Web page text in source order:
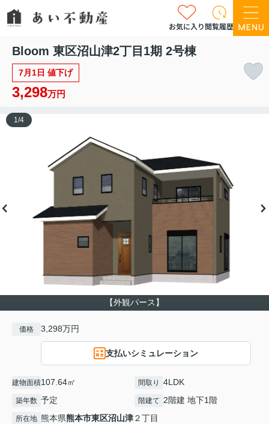
お気に入り閲覧履歴
Bloom 東区沼山津2丁目1期 2号棟
7月1日 値下げ
3,298万円
【外観パース】
1 /4
価格 3,298万円
支払いシミュレーション
建物面積107.64㎡ 間取り 4LDK
築年数 予定 階建て 2階建 地下1階
所在地 熊本県熊本市東区沼山津２丁目